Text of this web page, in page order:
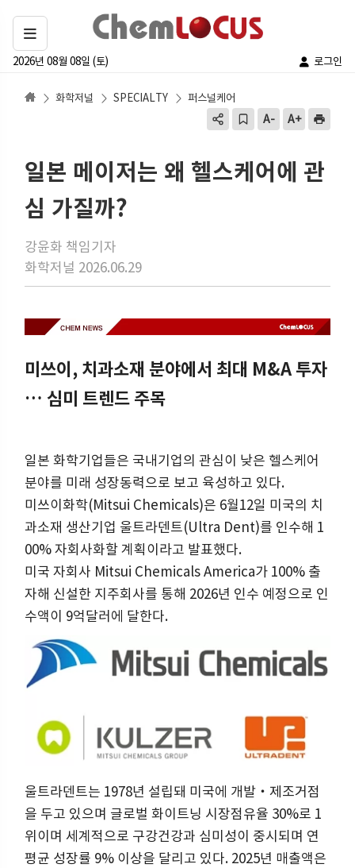
2026년 08월 08일 (토) 로그인
화학저널 SPECIALTY 퍼스널케어
일본 메이저는 왜 헬스케어에 관
심 가질까?
강윤화 책임기자
화학저널 2026.06.29
미쓰이, 치과소재 분야에서 최대 M&A 투자
… 심미 트렌드 주목
일본 화학기업들은 국내기업의 관심이 낮은 헬스케어
분야를 미래 성장동력으로 보고 육성하고 있다.
미쓰이화학(Mitsui Chemicals)은 6월12일 미국의 치
과소재 생산기업 울트라덴트(Ultra Dent)를 인수해 1
00% 자회사화할 계획이라고 발표했다.
미국 자회사 Mitsui Chemicals America가 100% 출
자해 신설한 지주회사를 통해 2026년 인수 예정으로 인
수액이 9억달러에 달한다.
울트라덴트는 1978년 설립돼 미국에 개발‧제조거점
을 두고 있으며 글로벌 화이트닝 시장점유율 30%로 1
위이며 세계적으로 구강건강과 심미성이 중시되며 연
평균 성장률 9% 이상을 달리고 있다. 2025년 매출액은